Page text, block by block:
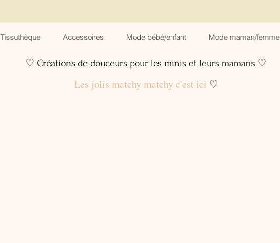
Tissuthèque Accessoires Mode bébé/enfant Mode maman/femme
♡ Créations de douceurs pour les minis et leurs mamans ♡
Les jolis matchy matchy c'est ici ♡